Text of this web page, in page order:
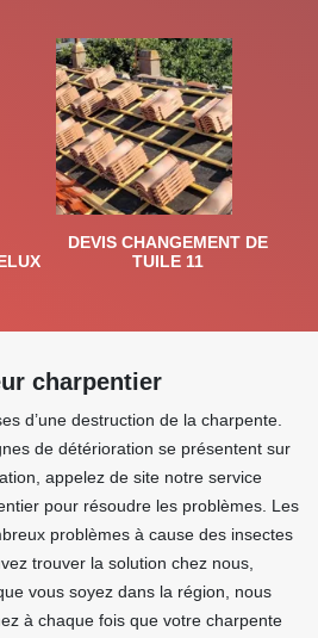
DEVIS CHANGEMENT DE
TUILE 11
charpentier
d’une destruction de la charpente.
de détérioration se présentent sur
appelez de site notre service
pour résoudre les problèmes. Les
problèmes à cause des insectes
trouver la solution chez nous,
vous soyez dans la région, nous
à chaque fois que votre charpente